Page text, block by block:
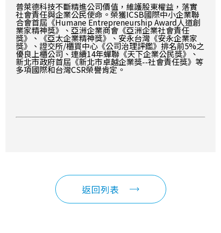
普萊德科技不斷精進公司價值，維護股東權益，落實
社會責任與企業公民使命。榮獲ICSB國際中小企業聯
合會首屆《Humane Entrepreneurship Award人道創
業家精神獎》、亞洲企業商會《亞洲企業社會責任
獎》、《亞太企業精神獎》、安永台灣《安永企業家
獎》、證交所/櫃買中心《公司治理評鑑》排名前5%之
優良上櫃公司、連續14年蟬聯《天下企業公民獎》、
新北市政府首屆《新北市卓越企業獎--社會責任獎》等
多項國際和台灣CSR榮譽肯定。
返回列表